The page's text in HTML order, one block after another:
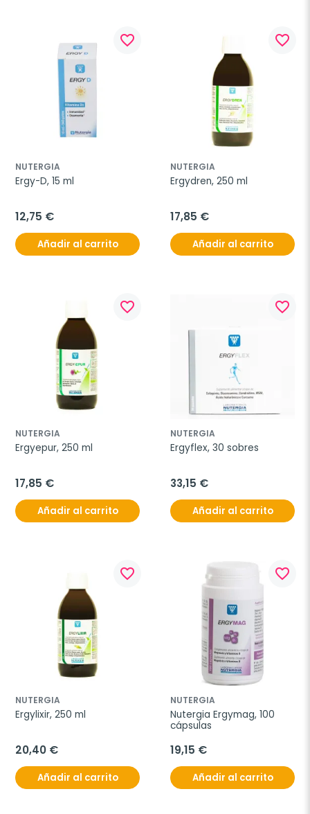
favorite_border
NUTERGIA
Ergy-D, 15 ml
12,75 €
Añadir al carrito
favorite_border
NUTERGIA
Ergydren, 250 ml
17,85 €
Añadir al carrito
favorite_border
NUTERGIA
Ergyepur, 250 ml
17,85 €
Añadir al carrito
favorite_border
NUTERGIA
Ergyflex, 30 sobres
33,15 €
Añadir al carrito
favorite_border
NUTERGIA
Ergylixir, 250 ml
20,40 €
Añadir al carrito
favorite_border
NUTERGIA
Nutergia Ergymag, 100
cápsulas
19,15 €
Añadir al carrito